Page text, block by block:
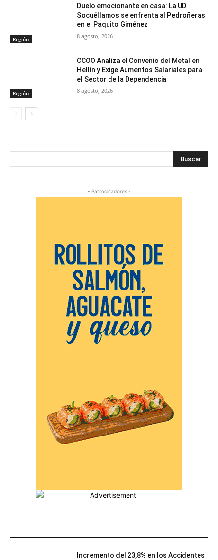
Región
Duelo emocionante en casa: La UD
Socuéllamos se enfrenta al Pedroñeras
en el Paquito Giménez
8 agosto, 2026
Región
CCOO Analiza el Convenio del Metal en
Hellín y Exige Aumentos Salariales para
el Sector de la Dependencia
8 agosto, 2026
Buscar
- Patrocinadores -
Incremento del 23,8% en los Accidentes